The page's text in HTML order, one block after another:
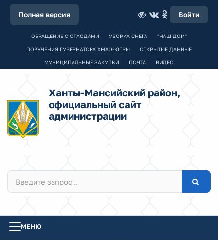
Полная версия Войти
ОБРАЩЕНИЕ С ОТХОДАМИ УБОРКА СНЕГА "НАШ ДОМ"
ПОРУЧЕНИЯ ГУБЕРНАТОРА ХМАО-ЮГРЫ ОТКРЫТЫЕ ДАННЫЕ
МУНИЦИПАЛЬНЫЕ ЗАКУПКИ ПОЧТА ВИДЕО
Ханты-Мансийский район,
официальный сайт
администрации
МЕНЮ